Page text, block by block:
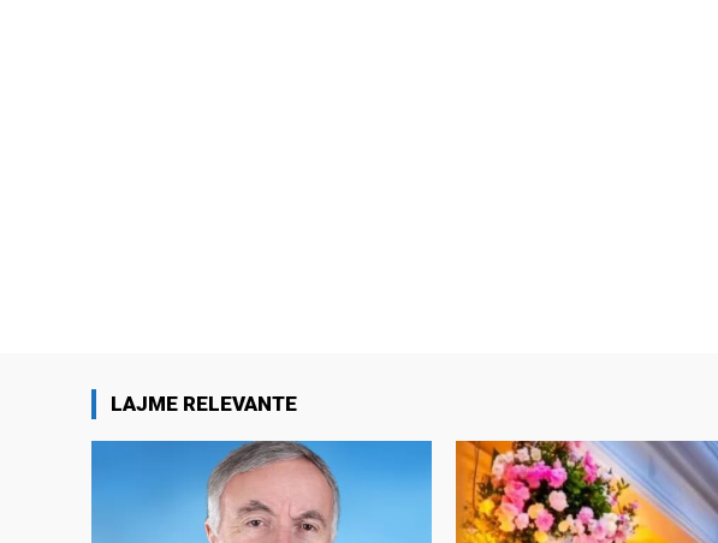
LAJME RELEVANTE